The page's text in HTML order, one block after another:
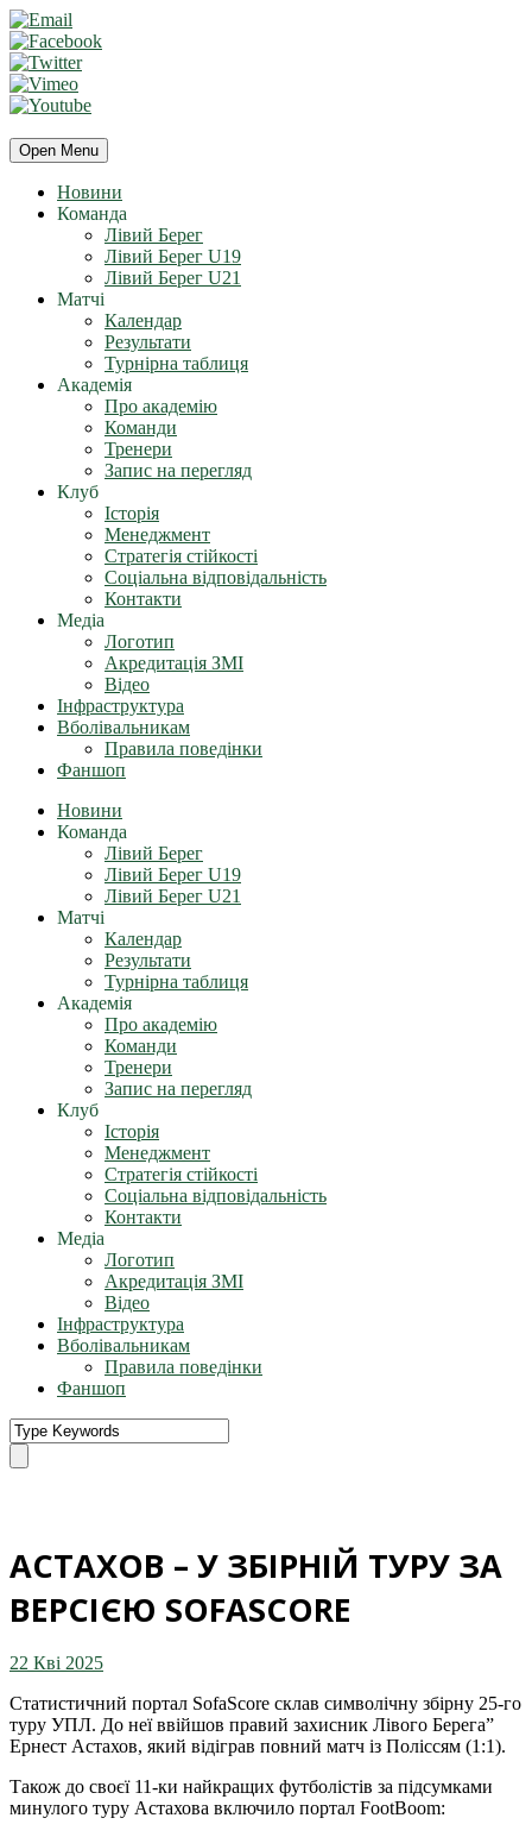
Open Menu
Новини
Команда
Лівий Берег
Лівий Берег U19
Лівий Берег U21
Матчі
Календар
Результати
Турнірна таблиця
Академія
Про академію
Команди
Тренери
Запис на перегляд
Клуб
Історія
Менеджмент
Стратегія стійкості
Соціальна відповідальність
Контакти
Медіа
Логотип
Акредитація ЗМІ
Відео
Інфраструктура
Вболівальникам
Правила поведінки
Фаншоп
Новини
Команда
Лівий Берег
Лівий Берег U19
Лівий Берег U21
Матчі
Календар
Результати
Турнірна таблиця
Академія
Про академію
Команди
Тренери
Запис на перегляд
Клуб
Історія
Менеджмент
Стратегія стійкості
Соціальна відповідальність
Контакти
Медіа
Логотип
Акредитація ЗМІ
Відео
Інфраструктура
Вболівальникам
Правила поведінки
Фаншоп
АСТАХОВ – У ЗБІРНІЙ ТУРУ ЗА
ВЕРСІЄЮ SOFASCORE
22 Кві 2025
Статистичний портал SofaScore склав символічну збірну 25-го
туру УПЛ. До неї ввійшов правий захисник Лівого Берега”
Ернест Астахов, який відіграв повний матч із Поліссям (1:1).
Також до своєї 11-ки найкращих футболістів за підсумками
минулого туру Астахова включило портал FootBoom: